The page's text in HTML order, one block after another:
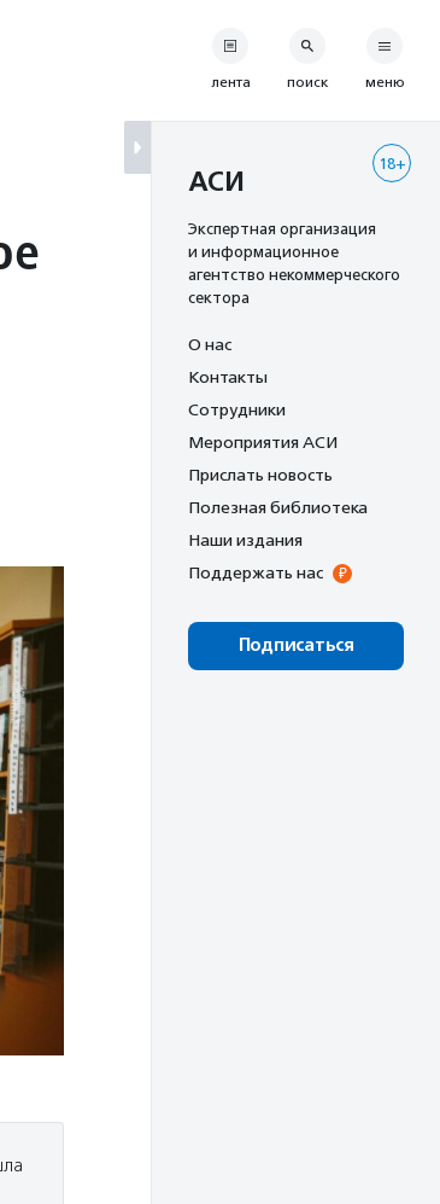
лента поиск меню
18+
АСИ
Экспертная организация
и информационное
агентство некоммерческого
сектора
О нас
Контакты
Сотрудники
Мероприятия АСИ
Прислать новость
Полезная библиотека
Наши издания
Поддержать нас
Подписаться